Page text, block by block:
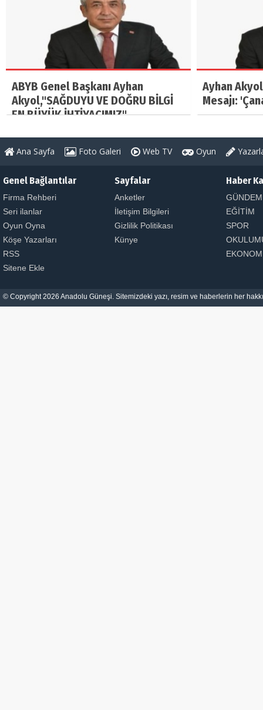
ABYB Genel Başkanı Ayhan
Akyol,"SAĞDUYU VE DOĞRU BİLGİ
EN BÜYÜK İHTİYACIMIZ"
Ayhan
Mesajı:
Ana Sayfa Foto Galeri Web TV Oyun
Genel Bağlantılar
Firma Rehberi
Seri ilanlar
Oyun Oyna
Köşe Yazarları
RSS
Sitene Ekle
Sayfalar
Anketler
İletişim Bilgileri
Gizlilik Politikası
Künye
Haber
GÜNDEM
EĞİTİM
SPOR
© Copyright 2026 Anadolu Güneşi. Sitemizdeki yazı, resim ve haberlerin her